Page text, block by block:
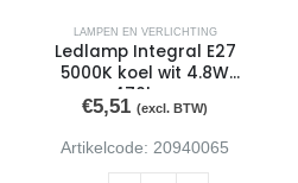
LAMPEN EN VERLICHTING
Ledlamp Integral E27
5000K koel wit 4.8W
470lum
€5,51 (excl. BTW)
Artikelcode: 20940065